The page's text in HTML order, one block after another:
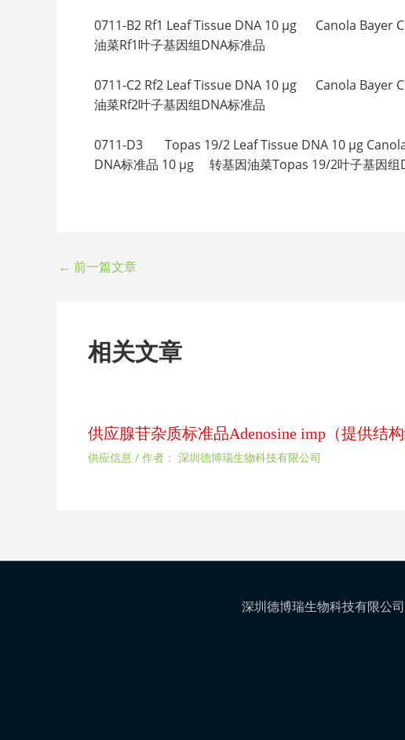
0711-B2 Rf1 Leaf Tissue DNA 10 µg Canola Bayer
油菜Rf1叶子基因组DNA标准品
0711-C2 Rf2 Leaf Tissue DNA 10 µg Canola Bayer
油菜Rf2叶子基因组DNA标准品
0711-D3 Topas 19/2 Leaf Tissue DNA 10 µg
DNA标准品 10 µg 转基因油菜Topas 19/2叶子基因组
← 前一篇文章
相关文章
供应腺苷杂质标准品Adenosine imp（提供结构
供应信息 / 作者： 深圳德博瑞生物科技有限公司
深圳德博瑞生物科技有限公